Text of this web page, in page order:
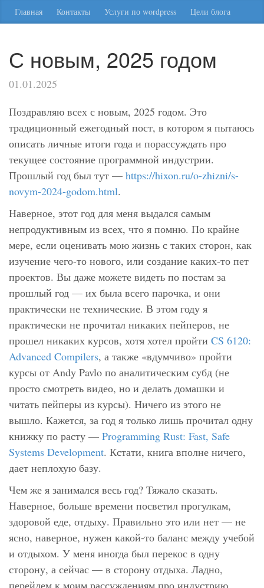
Главная Контакты Услуги по wordpress Цели блога
С новым, 2025 годом
01.01.2025
Поздравляю всех с новым, 2025 годом. Это
традиционный ежегодный пост, в котором я пытаюсь
описать личные итоги года и порассуждать про
текущее состояние программной индустрии.
Прошлый год был тут — https://hixon.ru/o-zhizni/s-
novym-2024-godom.html.
Наверное, этот год для меня выдался самым
непродуктивным из всех, что я помню. По крайне
мере, если оценивать мою жизнь с таких сторон, как
изучение чего-то нового, или создание каких-то пет
проектов. Вы даже можете видеть по постам за
прошлый год — их была всего парочка, и они
практически не технические. В этом году я
практически не прочитал никаких пейперов, не
прошел никаких курсов, хотя хотел пройти CS 6120:
Advanced Compilers, а также «вдумчиво» пройти
курсы от Andy Pavlo по аналитическим субд (не
просто смотреть видео, но и делать домашки и
читать пейперы из курсы). Ничего из этого не
вышло. Кажется, за год я только лишь прочитал одну
книжку по расту — Programming Rust: Fast, Safe
Systems Development. Кстати, книга вполне ничего,
дает неплохую базу.
Чем же я занимался весь год? Тяжало сказать.
Наверное, больше времени посветил прогулкам,
здоровой еде, отдыху. Правильно это или нет — не
ясно, наверное, нужен какой-то баланс между учебой
и отдыхом. У меня иногда был перекос в одну
сторону, а сейчас — в сторону отдыха. Ладно,
перейдем к моим рассуждениям про индустрию.